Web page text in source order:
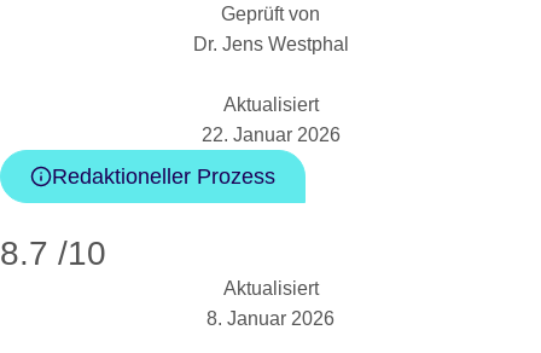
Geprüft von
Dr. Jens Westphal
Aktualisiert
22. Januar 2026
Redaktioneller Prozess
8.7 /10
Aktualisiert
8. Januar 2026